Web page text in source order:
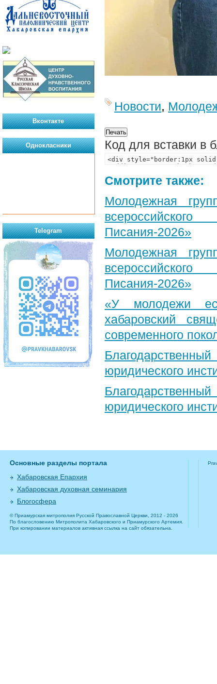
Новости,
Код для вставки в
Смотрите также:
Молодежная
Писания-2026»
Молодежная
Писания-2026»
«У молодежи
хабаровский
современного
юридического
юридического
Вконтакте
Однокласники
Telegram
Основные разделы портала
Хабаровская Епархия
Хабаровская духовная семинария
Блогосфера
© Приамурская митрополия Русской Православной Церкви, 2012 - 2026
По благословению Митрополита Хабаровского и Приамурского Артемия.
При копировании материалов активная ссылка на сайт обязательна.